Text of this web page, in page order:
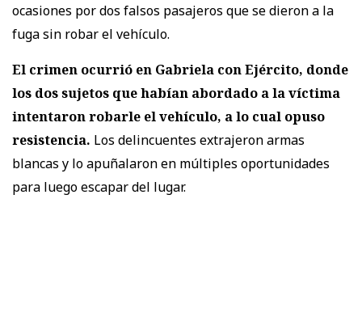
ocasiones por dos falsos pasajeros que se dieron a la
fuga sin robar el vehículo.
El crimen ocurrió en Gabriela con Ejército, donde
los dos sujetos que habían abordado a la víctima
intentaron robarle el vehículo, a lo cual opuso
resistencia. Los delincuentes extrajeron armas
blancas y lo apuñalaron en múltiples oportunidades
para luego escapar del lugar.